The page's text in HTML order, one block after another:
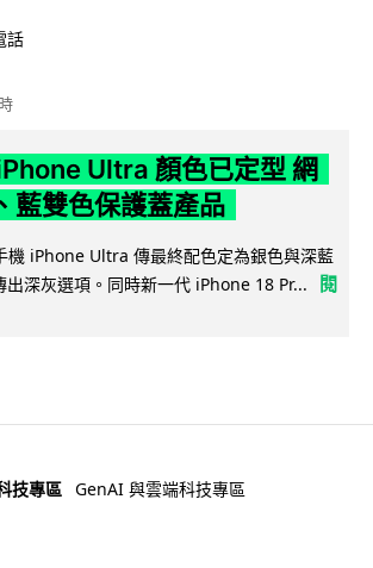
話
Ultra 顏色已定型 網
藍雙色保護蓋產品
機 iPhone Ultra 傳最終配色定為銀色與深藍
出深灰選項。同時新一代 iPhone 18 Pr...
閱
技專區 GenAI 與雲端科技專區